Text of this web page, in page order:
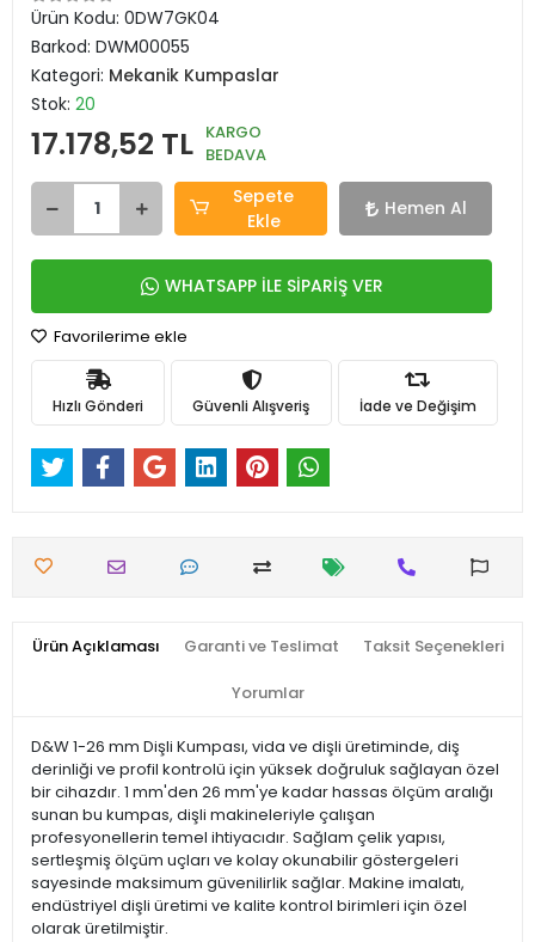
Ürün Kodu: 0DW7GK04
Barkod: DWM00055
Kategori: Mekanik Kumpaslar
Stok: 20
17.178,52 TL KARGO
BEDAVA
Sepete
Ekle
Hemen Al
WHATSAPP İLE SİPARİŞ VER
Favorilerime ekle
Hızlı Gönderi Güvenli Alışveriş İade ve Değişim
Ürün Açıklaması Garanti ve Teslimat Taksit Seçenekleri
Yorumlar
D&W 1-26 mm Dişli Kumpası, vida ve dişli üretiminde, diş
derinliği ve profil kontrolü için yüksek doğruluk sağlayan özel
bir cihazdır. 1 mm'den 26 mm'ye kadar hassas ölçüm aralığı
sunan bu kumpas, dişli makineleriyle çalışan
profesyonellerin temel ihtiyacıdır. Sağlam çelik yapısı,
sertleşmiş ölçüm uçları ve kolay okunabilir göstergeleri
sayesinde maksimum güvenilirlik sağlar. Makine imalatı,
endüstriyel dişli üretimi ve kalite kontrol birimleri için özel
olarak üretilmiştir.